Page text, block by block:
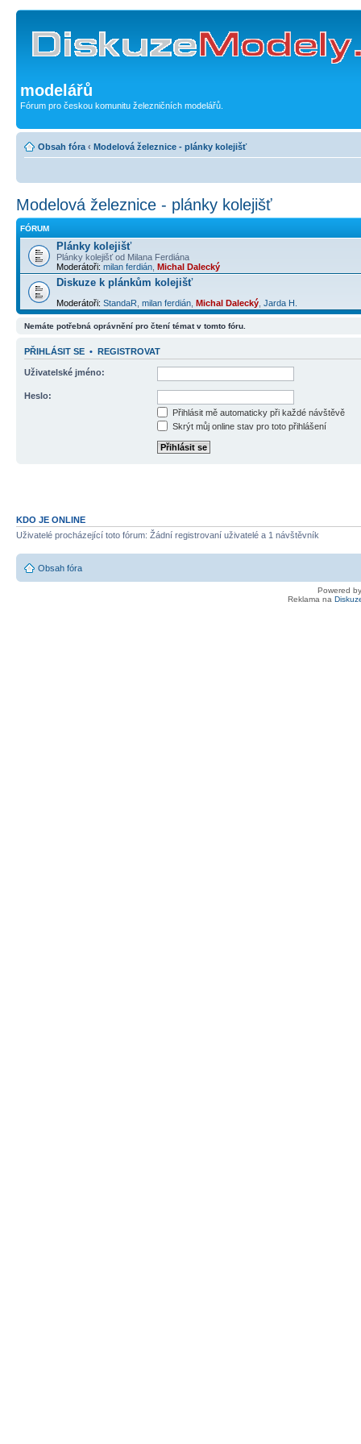
modelářů
Fórum pro českou komunitu železničních modelářů.
Obsah fóra ‹ Modelová železnice - plánky kolejišť
Modelová železnice - plánky kolejišť
FÓRUM
Plánky kolejišť
Plánky kolejišť od Milana Ferdiána
Moderátoři: milan ferdián Michal Dalecký
Diskuze k plánkům kolejišť
Moderátoři: StandaR milan ferdián Michal Dalecký Jarda H.
Nemáte potřebná oprávnění pro čtení témat v tomto fóru.
PŘIHLÁSIT SE • REGISTROVAT
Uživatelské jméno:
Heslo:
Přihlásit mě automaticky při každé návštěvě
Skrýt můj online stav pro toto přihlášení
KDO JE ONLINE
Uživatelé procházející toto fórum: Žádní registrovaní uživatelé a 1 návštěvník
Obsah fóra
Powered
Reklama na